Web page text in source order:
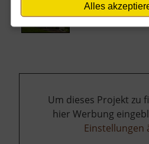
Alles
Um dieses Projekt zu
hier Werbung
Einstellungen